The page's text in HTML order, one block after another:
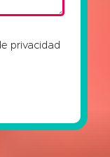
privacidad